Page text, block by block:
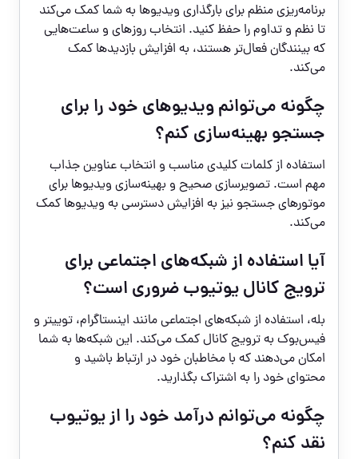
برنامه‌ریزی منظم برای بارگذاری ویدیوها به شما کمک می‌کند
تا نظم و تداوم را حفظ کنید. انتخاب روزهای و ساعت‌هایی
که بینندگان فعال‌تر هستند، به افزایش بازدیدها کمک
می‌کند.
چگونه می‌توانم ویدیوهای خود را برای
جستجو بهینه‌سازی کنم؟
استفاده از کلمات کلیدی مناسب و انتخاب عناوین جذاب
مهم است. تصویرسازی صحیح و بهینه‌سازی ویدیوها برای
موتورهای جستجو نیز به افزایش دسترسی به ویدیوها کمک
می‌کند.
آیا استفاده از شبکه‌های اجتماعی برای
ترویج کانال یوتیوب ضروری است؟
بله، استفاده از شبکه‌های اجتماعی مانند اینستاگرام، توییتر و
فیس‌بوک به ترویج کانال کمک می‌کند. این شبکه‌ها به شما
امکان می‌دهند که با مخاطبان خود در ارتباط باشید و
محتوای خود را به اشتراک بگذارید.
چگونه می‌توانم درآمد خود را از یوتیوب
نقد کنم؟